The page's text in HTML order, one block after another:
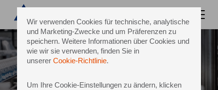
Wir verwenden Cookies für technische, analytische
und Marketing-Zwecke und um Präferenzen zu
speichern. Weitere Informationen über Cookies und
wie wir sie verwenden, finden Sie in
unserer Cookie-Richtlinie.
Um Ihre Cookie-Einstellungen zu ändern, klicken